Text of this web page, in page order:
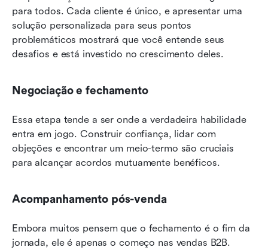
para todos. Cada cliente é único, e apresentar uma
solução personalizada para seus pontos
problemáticos mostrará que você entende seus
desafios e está investido no crescimento deles.
Negociação e fechamento
Essa etapa tende a ser onde a verdadeira habilidade
entra em jogo. Construir confiança, lidar com
objeções e encontrar um meio-termo são cruciais
para alcançar acordos mutuamente benéficos.
Acompanhamento pós-venda
Embora muitos pensem que o fechamento é o fim da
jornada, ele é apenas o começo nas vendas B2B.